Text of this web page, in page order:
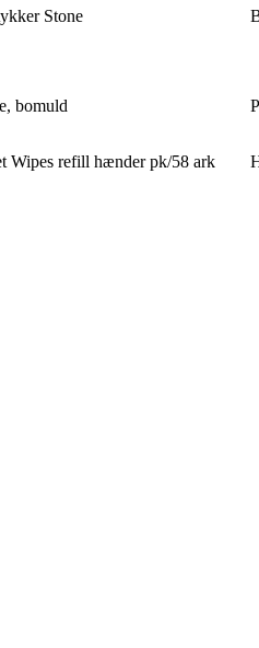
Stone
bomuld
Wipes refill hænder pk/58 ark